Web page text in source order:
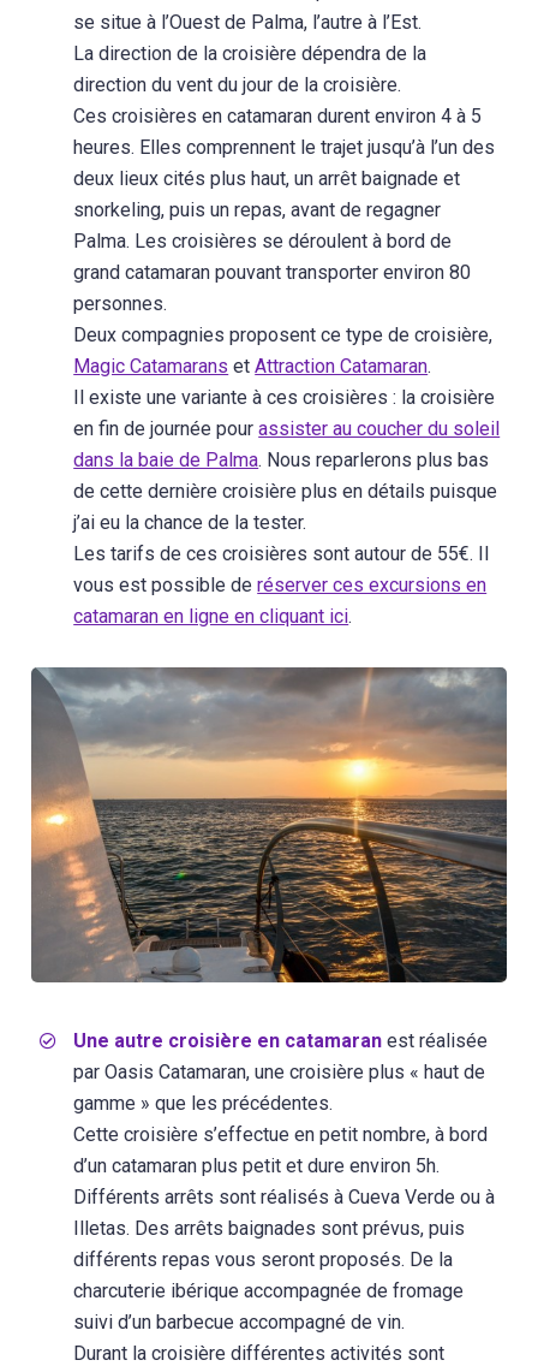
se situe à l’Ouest de Palma, l’autre à l’Est.
La direction de la croisière dépendra de la
direction du vent du jour de la croisière.
Ces croisières en catamaran durent environ 4 à 5
heures. Elles comprennent le trajet jusqu’à l’un des
deux lieux cités plus haut, un arrêt baignade et
snorkeling, puis un repas, avant de regagner
Palma. Les croisières se déroulent à bord de
grand catamaran pouvant transporter environ 80
personnes.
Deux compagnies proposent ce type de croisière,
Magic Catamarans etAttraction Catamaran.
Il existe une variante à ces croisières : la croisière
en fin de journée pourassister au coucher du soleil
dans la baie de Palma. Nous reparlerons plus bas
de cette dernière croisière plus en détails puisque
j’ai eu la chance de la tester.
Les tarifs de ces croisières sont autour de 55€. Il
vous est possible deréserver ces excursions en
catamaran en ligne en cliquant ici.
Une autre croisière en catamaran est réalisée
par Oasis Catamaran, une croisière plus « haut de
gamme » que les précédentes.
Cette croisière s’effectue en petit nombre, à bord
d’un catamaran plus petit et dure environ 5h.
Différents arrêts sont réalisés à Cueva Verde ou à
Illetas. Des arrêts baignades sont prévus, puis
différents repas vous seront proposés. De la
charcuterie ibérique accompagnée de fromage
suivi d’un barbecue accompagné de vin.
Durant la croisière différentes activités sont